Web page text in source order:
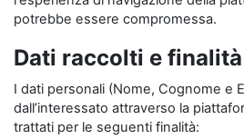
potrebbe essere compromessa.
Dati raccolti e finalità
I dati personali (Nome, Cognome e
dall’interessato attraverso la
trattati per le seguenti finalità: